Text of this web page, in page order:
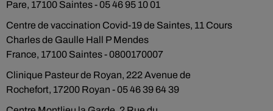
Pare, 17100 Saintes - 05 46 95 10 01
Centre de vaccination Covid-19 de Saintes, 11 Cours
Charles de Gaulle Hall P Mendes
France, 17100 Saintes - 0800170007
Clinique Pasteur de Royan, 222 Avenue de
Rochefort, 17200 Royan - 05 46 39 64 39